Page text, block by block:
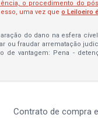
o procedimento do
uma vez queo Leiloeiro
do dano na esfera
ou fraudar arrematação
de vantagem: Pena -
Contrato de compra